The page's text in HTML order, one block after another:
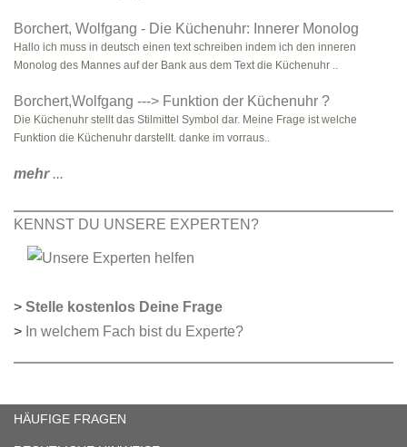
Borchert, Wolfgang - Die Küchenuhr: Innerer Monolog
Hallo ich muss in deutsch einen text schreiben indem ich den inneren
Monolog des Mannes auf der Bank aus dem Text die Küchenuhr ..
Borchert,Wolfgang ---> Funktion der Küchenuhr ?
Die Küchenuhr stellt das Stilmittel Symbol dar. Meine Frage ist welche
Funktion die Küchenuhr darstellt. danke im vorraus..
mehr...
KENNST DU UNSERE EXPERTEN?
> Stelle kostenlos Deine Frage
> In welchem Fach bist du Experte?
HÄUFIGE FRAGEN